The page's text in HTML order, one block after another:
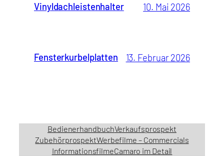
Vinyldachleistenhalter 10. Mai 2026
Fensterkurbelplatten 13. Februar 2026
BedienerhandbuchVerkaufsprospekt
ZubehörprospektWerbefilme – Commercials
InformationsfilmeCamaro im Detail